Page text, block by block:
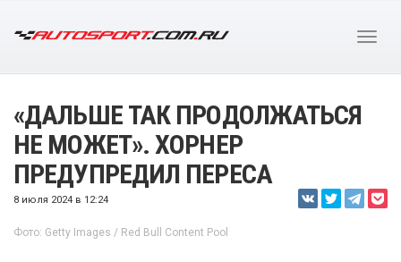
«ДАЛЬШЕ ТАК ПРОДОЛЖАТЬСЯ
НЕ МОЖЕТ». ХОРНЕР
ПРЕДУПРЕДИЛ ПЕРЕСА
8 июля 2024 в 12:24
Фото: Getty Images / Red Bull Content Pool